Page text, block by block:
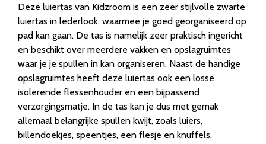
Deze luiertas van Kidzroom is een zeer stijlvolle zwarte
luiertas in lederlook, waarmee je goed georganiseerd op
pad kan gaan. De tas is namelijk zeer praktisch ingericht
en beschikt over meerdere vakken en opslagruimtes
waar je je spullen in kan organiseren. Naast de handige
opslagruimtes heeft deze luiertas ook een losse
isolerende flessenhouder en een bijpassend
verzorgingsmatje. In de tas kan je dus met gemak
allemaal belangrijke spullen kwijt, zoals luiers,
billendoekjes, speentjes, een flesje en knuffels.